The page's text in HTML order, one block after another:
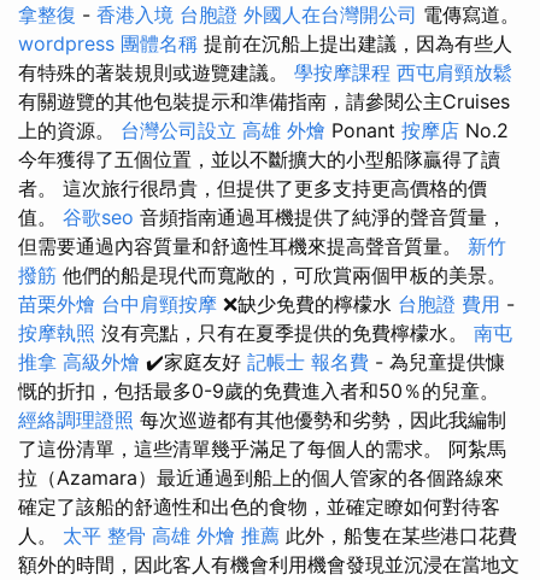
拿整復 - 香港入境 台胞證 外國人在台灣開公司 電傳寫道。
wordpress 團體名稱 提前在沉船上提出建議，因為有些人
有特殊的著裝規則或遊覽建議。 學按摩課程 西屯肩頸放鬆
有關遊覽的其他包裝提示和準備指南，請參閱公主Cruises
上的資源。 台灣公司設立 高雄 外燴 Ponant 按摩店 No.2
今年獲得了五個位置，並以不斷擴大的小型船隊贏得了讀
者。 這次旅行很昂貴，但提供了更多支持更高價格的價
值。 谷歌seo 音頻指南通過耳機提供了純淨的聲音質量，
但需要通過內容質量和舒適性耳機來提高聲音質量。 新竹
撥筋 他們的船是現代而寬敞的，可欣賞兩個甲板的美景。
苗栗外燴 台中肩頸按摩 ❌缺少免費的檸檬水 台胞證 費用 -
按摩執照 沒有亮點，只有在夏季提供的免費檸檬水。 南屯
推拿 高級外燴 ✔️家庭友好 記帳士 報名費 - 為兒童提供慷
慨的折扣，包括最多0-9歲的免費進入者和50％的兒童。
經絡調理證照 每次巡遊都有其他優勢和劣勢，因此我編制
了這份清單，這些清單幾乎滿足了每個人的需求。 阿紮馬
拉（Azamara）最近通過到船上的個人管家的各個路線來
確定了該船的舒適性和出色的食物，並確定瞭如何對待客
人。 太平 整骨 高雄 外燴 推薦 此外，船隻在某些港口花費
額外的時間，因此客人有機會利用機會發現並沉浸在當地文